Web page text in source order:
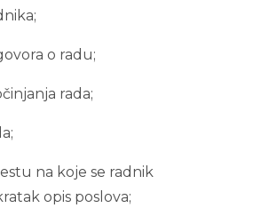
o radu;
rada;
na koje se radnik
opis poslova;